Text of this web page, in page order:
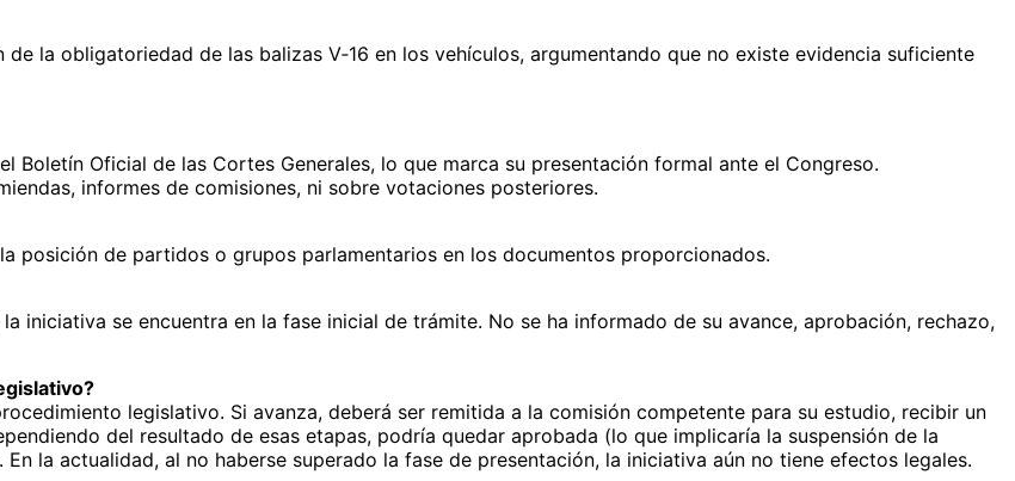
la obligatoriedad de las balizas V‑16 en los vehículos, argumentando que no existe evidencia suficiente
Boletín Oficial de las Cortes Generales, lo que marca su presentación formal ante el Congreso.
informes de comisiones, ni sobre votaciones posteriores.
posición de partidos o grupos parlamentarios en los documentos proporcionados.
iniciativa se encuentra en la fase inicial de trámite. No se ha informado de su avance, aprobación, rechazo,
legislativo. Si avanza, deberá ser remitida a la comisión competente para su estudio, recibir un
del resultado de esas etapas, podría quedar aprobada (lo que implicaría la suspensión de la
la actualidad, al no haberse superado la fase de presentación, la iniciativa aún no tiene efectos legales.